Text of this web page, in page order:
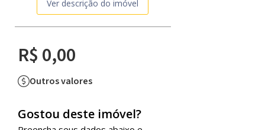
Ver descrição do imóvel
R$ 0,00
Outros valores
Gostou deste imóvel?